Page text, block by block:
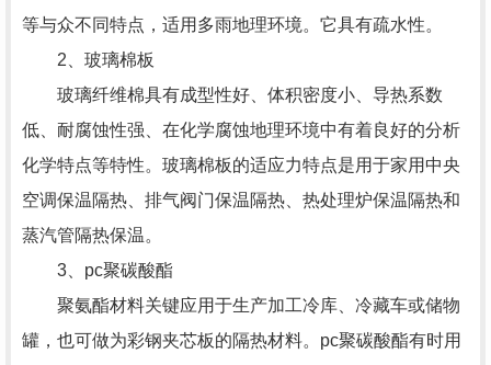
等与众不同特点，适用多雨地理环境。它具有疏水性。
2、玻璃棉板
玻璃纤维棉具有成型性好、体积密度小、导热系数
低、耐腐蚀性强、在化学腐蚀地理环境中有着良好的分析
化学特点等特性。玻璃棉板的适应力特点是用于家用中央
空调保温隔热、排气阀门保温隔热、热处理炉保温隔热和
蒸汽管隔热保温。
3、pc聚碳酸酯
聚氨酯材料关键应用于生产加工冷库、冷藏车或储物
罐，也可做为彩钢夹芯板的隔热材料。pc聚碳酸酯有时用